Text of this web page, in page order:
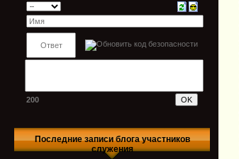
200
Последние записи блога участников
служения